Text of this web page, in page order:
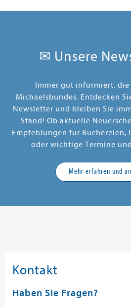
✉ Unsere
Immer gut informiert: die
Michaelsbundes. Entdecken
Newsletter und bleiben Sie
Stand! Ob aktuelle
Empfehlungen für Büchereien,
oder wichtige Termine
Mehr erfahren und
Kontakt
Haben Sie Fragen?